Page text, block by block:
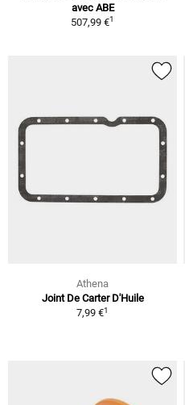
avec ABE
507,99 €1
Athena
Joint De Carter D'Huile
7,99 €1